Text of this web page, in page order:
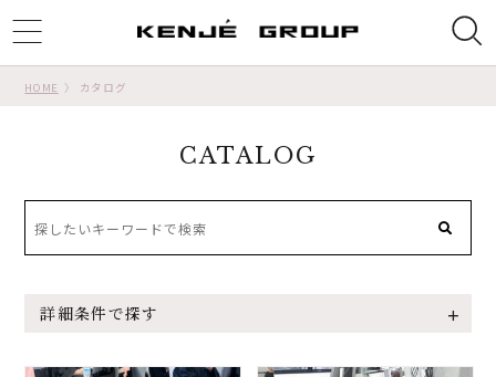
HOME カタログ
CATALOG
詳細条件で探す